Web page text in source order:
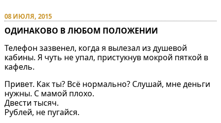
08 ИЮЛЯ, 2015
ОДИНАКОВО В ЛЮБОМ ПОЛОЖЕНИИ
Телефон зазвенел, когда я вылезал из душевой
кабины. Я чуть не упал, пристукнув мокрой пяткой в
кафель.
Привет. Как ты? Всё нормально? Слушай, мне деньги
нужны. С мамой плохо.
Двести тысяч.
Рублей, не пугайся.